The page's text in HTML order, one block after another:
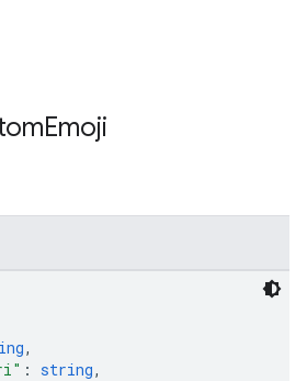
Emoji
,
: string,